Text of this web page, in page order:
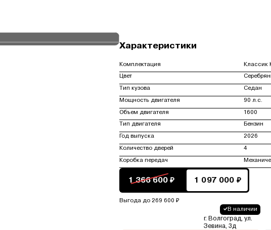
Характеристики
Комплектация Классик
Цвет
Тип кузова Седан
Мощность двигателя 90 л.с.
Объем двигателя 1600
Тип двигателя Бензин
Год выпуска 2026
Количество дверей 4
Коробка передач
1 366 600 ₽ 1 097 000 ₽
Выгода до 269 600 ₽
В наличии
г. Волгоград, ул.
Зевина, 3д